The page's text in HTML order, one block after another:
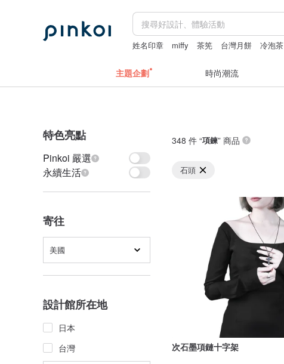
姓名印章 miffy 茶筅 台灣月餅 冷泡茶
主題企劃 時尚潮流
特色亮點
Pinkoi 嚴選
永續生活
寄往
美國
設計館所在地
日本
台灣
348 件 “項鍊” 商品
石頭
次石墨項鏈十字架